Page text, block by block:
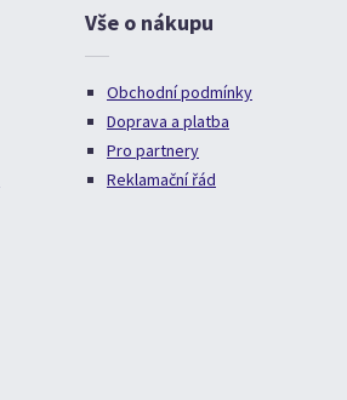
Vše o nákupu
Obchodní podmínky
Doprava a platba
Pro partnery
Reklamační řád